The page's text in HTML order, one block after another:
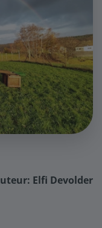
Elfi Devolder